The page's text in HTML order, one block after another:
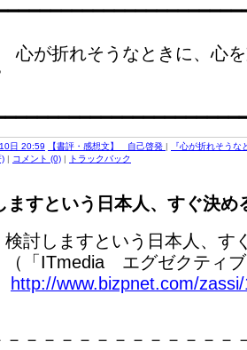
折れそうなときに、心を
日 20:59 【書評・感想文】 自己啓発 |
『心が折れそう
) | コメント (0) | トラックバック
ますという日本人、すぐ決め
しますという日本人、す
エグゼクティブ
http://www.bizpnet.com/
－－－－－－－－－－－－－